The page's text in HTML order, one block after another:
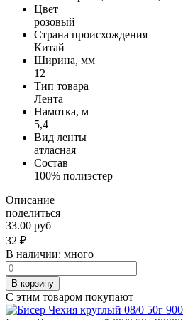
Цвет
розовый
Страна происхождения
Китай
Ширина, мм
12
Тип товара
Лента
Намотка, м
5,4
Вид ленты
атласная
Состав
100% полиэстер
Описание
поделиться
33.00 руб
32 ₽
В наличии: много
В корзину
С этим товаром покупают